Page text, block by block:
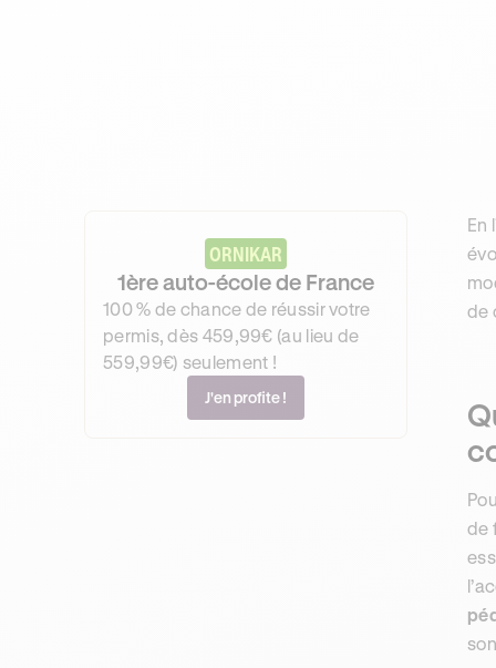
ORNIKAR
1ère auto-école de France
100 % de chance de réussir votre
permis, dès 459,99€ (au lieu de
559,99€) seulement !
J'en profite !
En
de
de